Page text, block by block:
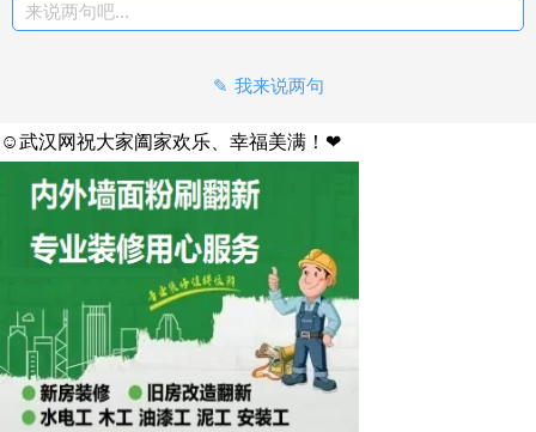
来说两句吧...
我来说两句
☺武汉网祝大家阖家欢乐、幸福美满！❤